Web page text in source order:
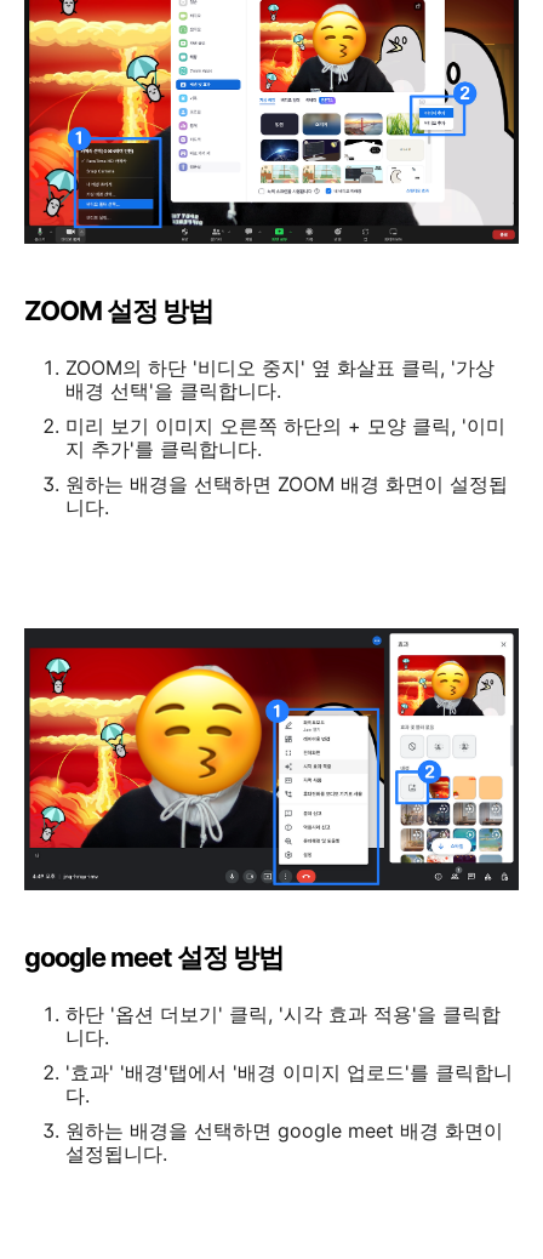
ZOOM 설정 방법
ZOOM의 하단 '비디오 중지' 옆 화살표 클릭, '가상
배경 선택'을 클릭합니다.
미리 보기 이미지 오른쪽 하단의 + 모양 클릭, '이미
지 추가'를 클릭합니다.
원하는 배경을 선택하면 ZOOM 배경 화면이 설정됩
니다.
google meet 설정 방법
하단 '옵션 더보기' 클릭, '시각 효과 적용'을 클릭합
니다.
'효과' '배경'탭에서 '배경 이미지 업로드'를 클릭합니
다.
원하는 배경을 선택하면 google meet 배경 화면이
설정됩니다.